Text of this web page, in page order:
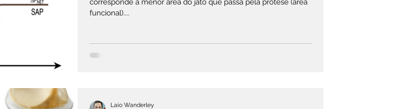
corresponde à menor área do jato que passa pela prótese (área
funcional)....
Laio Wanderley